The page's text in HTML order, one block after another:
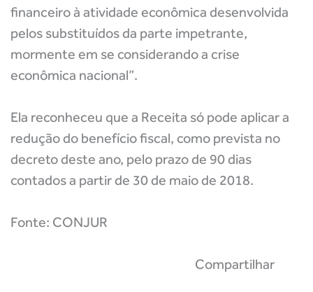
financeiro à atividade econômica desenvolvida
pelos substituídos da parte impetrante,
mormente em se considerando a crise
econômica nacional”.
Ela reconheceu que a Receita só pode aplicar a
redução do benefício fiscal, como prevista no
decreto deste ano, pelo prazo de 90 dias
contados a partir de 30 de maio de 2018.
Fonte: CONJUR
Compartilhar